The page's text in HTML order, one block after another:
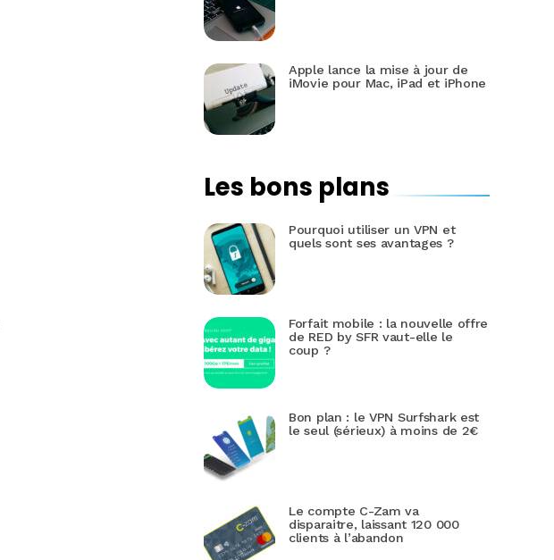
Apple lance la mise à jour de
iMovie pour Mac, iPad et iPhone
Les bons plans
Pourquoi utiliser un VPN et
quels sont ses avantages ?
Forfait mobile : la nouvelle offre
de RED by SFR vaut-elle le
coup ?
Bon plan : le VPN Surfshark est
le seul (sérieux) à moins de 2€
Le compte C-Zam va
disparaitre, laissant 120 000
clients à l’abandon